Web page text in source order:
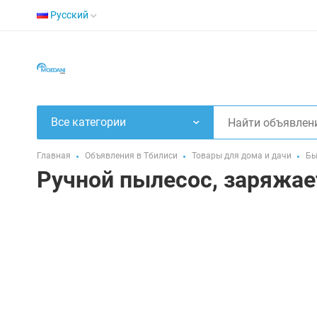
Русский
Все категории
Главная Объявления в Тбилиси Товары для дома и дачи
Ручной пылесос,